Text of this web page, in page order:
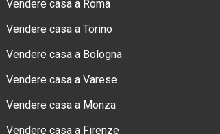
Vendere casa a Roma
Vendere casa a Torino
Vendere casa a Bologna
Vendere casa a Varese
Vendere casa a Monza
Vendere casa a Firenze